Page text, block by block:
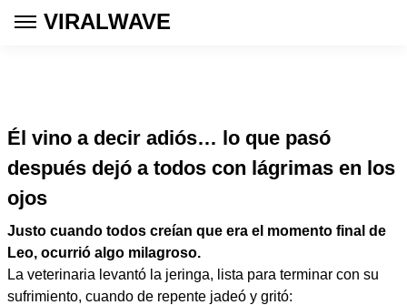
VIRALWAVE
Él vino a decir adiós… lo que pasó
después dejó a todos con lágrimas en los
ojos
Justo cuando todos creían que era el momento final de
Leo, ocurrió algo milagroso.
La veterinaria levantó la jeringa, lista para terminar con su
sufrimiento, cuando de repente jadeó y gritó: